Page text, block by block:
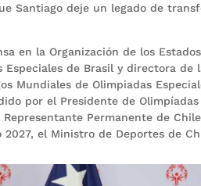
Santiago deje un legado de
en la Organización de los
Especiales de Brasil y directora
Mundiales de Olimpiadas
por el Presidente de
Representante Permanente de
el Ministro de Deportes de